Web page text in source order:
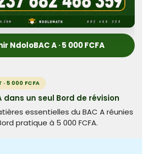
NdoloBAC A · 5 000 FCFA
· 5 000 FCFA
dans un seul Bord de révision
essentielles du BAC A réunies
pratique à 5 000 FCFA.